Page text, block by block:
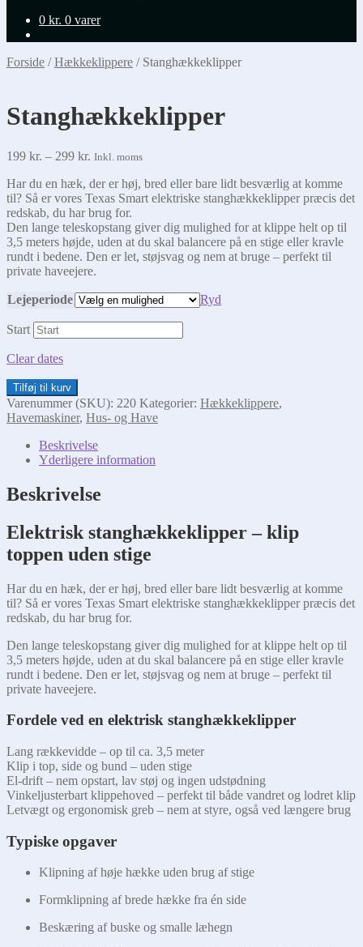
0 kr. 0 varer
Forside /Hækkeklippere / Stanghækkeklipper
Stanghækkeklipper
199 kr. – 299 kr. Prisinterval:
til
299 kr.
Inkl. moms
Har du en hæk, der er høj, bred eller bare lidt besværlig at komme
til? Så er vores Texas Smart elektriske stanghækkeklipper præcis det
redskab, du har brug for.
Den lange teleskopstang giver dig mulighed for at klippe helt op til
3,5 meters højde, uden at du skal balancere på en stige eller kravle
rundt i bedene. Den er let, støjsvag og nem at bruge – perfekt til
private haveejere.
Lejeperiode Ryd
Start
Clear dates
Stanghækkeklipper
antal
Tilføj til kurv
Varenummer (SKU): 220 Kategorier: Hækkeklippere,
Havemaskiner, Hus- og Have
Beskrivelse
Yderligere information
Beskrivelse
Elektrisk stanghækkeklipper – klip
toppen uden stige
Har du en hæk, der er høj, bred eller bare lidt besværlig at komme
til? Så er vores Texas Smart elektriske stanghækkeklipper præcis det
redskab, du har brug for.
Den lange teleskopstang giver dig mulighed for at klippe helt op til
3,5 meters højde, uden at du skal balancere på en stige eller kravle
rundt i bedene. Den er let, støjsvag og nem at bruge – perfekt til
private haveejere.
Fordele ved en elektrisk stanghækkeklipper
Lang rækkevidde – op til ca. 3,5 meter
Klip i top, side og bund – uden stige
El-drift – nem opstart, lav støj og ingen udstødning
Vinkeljusterbart klippehoved – perfekt til både vandret og lodret klip
Letvægt og ergonomisk greb – nem at styre, også ved længere brug
Typiske opgaver
Klipning af høje hække uden brug af stige
Formklipning af brede hække fra én side
Beskæring af buske og smalle læhegn